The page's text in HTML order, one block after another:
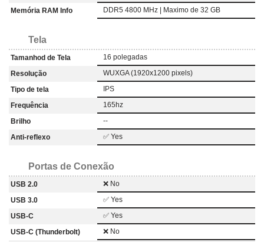
Memória RAM Info DDR5 4800 MHz | Maximo de 32 GB
Tela
Tamanhod de Tela
16 polegadas
Resolução
WUXGA (1920x1200 pixels)
Tipo de tela
IPS
Frequência
165hz
Brilho
--
Anti-reflexo
✅ Yes
Portas de Conexão
USB 2.0
❌ No
USB 3.0
✅ Yes
USB-C
✅ Yes
USB-C (Thunderbolt)
❌ No